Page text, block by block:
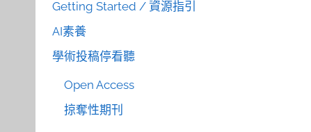
Getting Started / 資源指引
AI素養
學術投稿停看聽
Open Access
掠奪性期刊